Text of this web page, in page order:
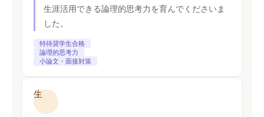
生涯活用できる論理的思考力を育んでくださいま
した。
特待奨学生合格
論理的思考力
小論文・面接対策
生